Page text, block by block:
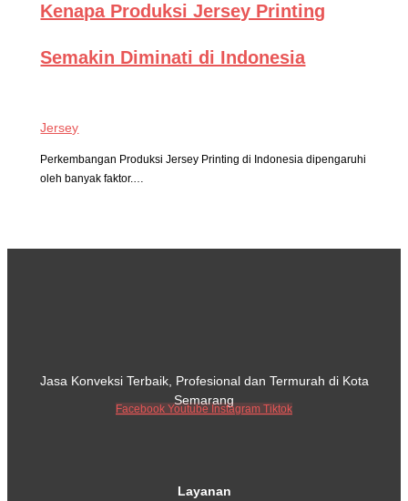
Kenapa Produksi Jersey Printing
Semakin Diminati di Indonesia
Jersey
Perkembangan Produksi Jersey Printing di Indonesia dipengaruhi
oleh banyak faktor.…
Jasa Konveksi Terbaik, Profesional dan Termurah di Kota
Semarang
Facebook Youtube Instagram Tiktok
Layanan